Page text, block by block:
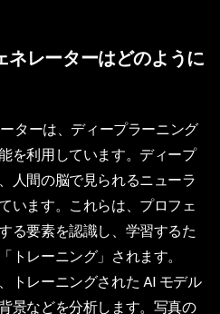
ネレーターはどのように
ターは、ディープラーニング
を利用しています。ディープ
人間の脳で見られるニューラ
います。これらは、プロフェ
る要素を認識し、学習するた
レーニング」されます。
トレーニングされた AI モデル
景などを分析します。写真の